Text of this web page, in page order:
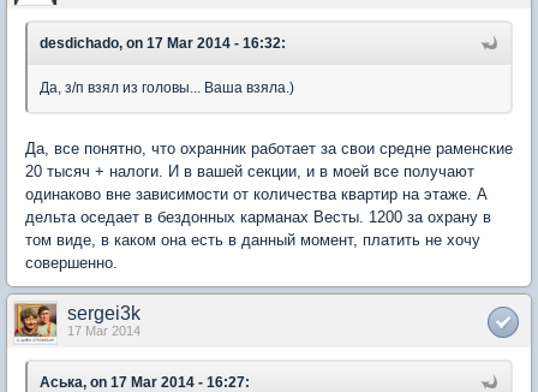
desdichado, on 17 Mar 2014 - 16:32:
Да, з/п взял из головы... Ваша взяла.)
Да, все понятно, что охранник работает за свои средне раменские
20 тысяч + налоги. И в вашей секции, и в моей все получают
одинаково вне зависимости от количества квартир на этаже. А
дельта оседает в бездонных карманах Весты. 1200 за охрану в
том виде, в каком она есть в данный момент, платить не хочу
совершенно.
sergei3k
17 Mar 2014
Аська, on 17 Mar 2014 - 16:27: